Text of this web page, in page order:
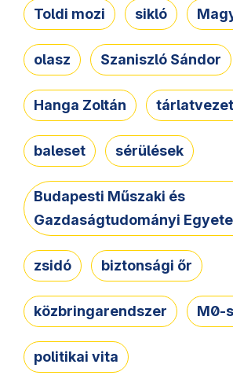
Toldi mozi sikló
olasz Szaniszló Sándor
Hanga Zoltán
baleset sérülések
Budapesti Műszaki és
Gazdaságtudományi
zsidó biztonsági őr
közbringarendszer M0-
politikai vita